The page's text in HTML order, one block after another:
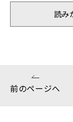
読み
前のページへ